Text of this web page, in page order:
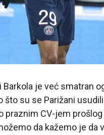
je već smatran
su se Parižani
praznim CV-jem
da kažemo je da